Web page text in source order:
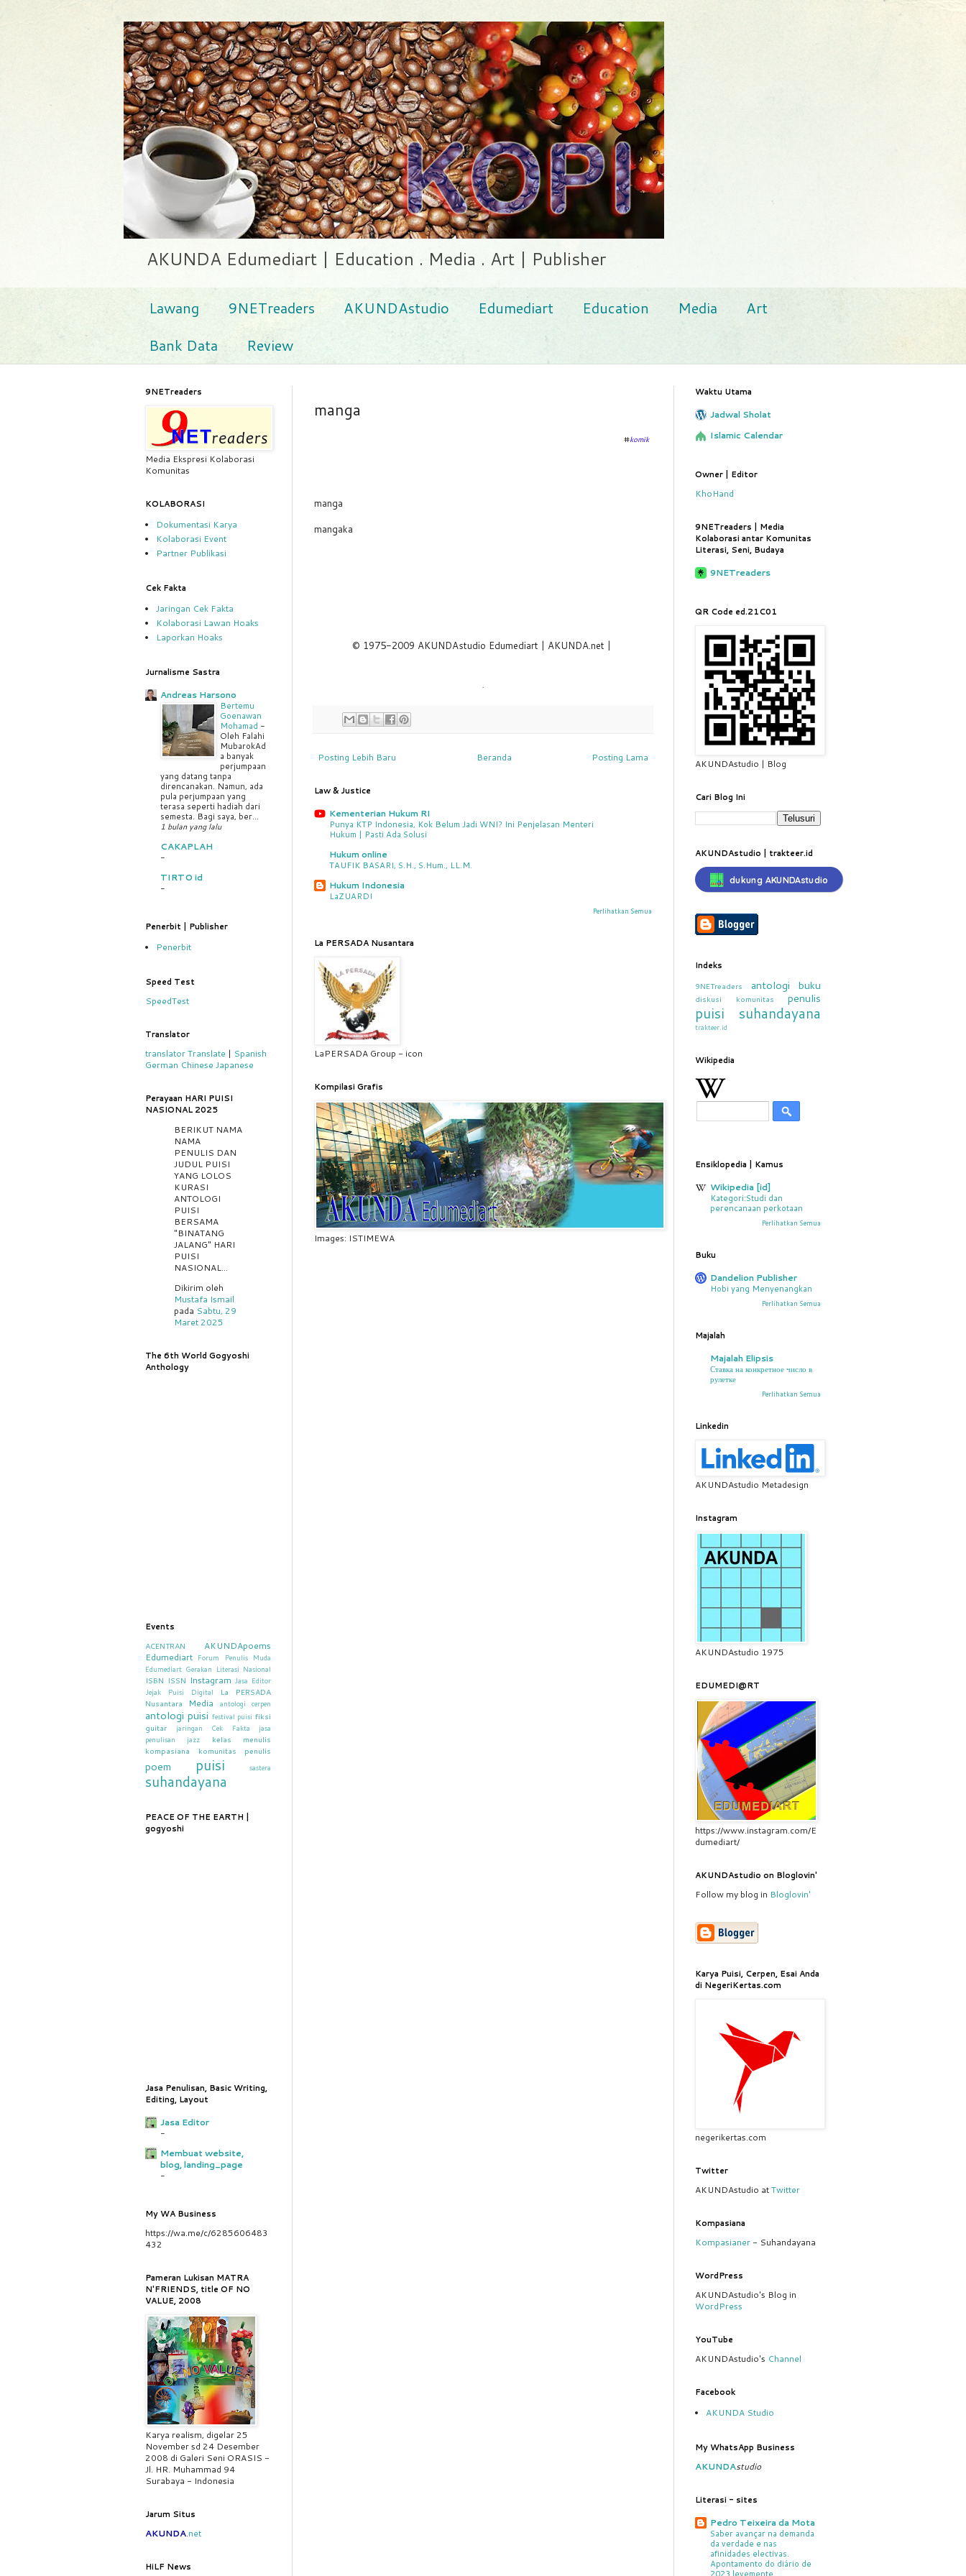
AKUNDA Edumediart | Education . Media . Art | Publisher
Lawang 9NETreaders AKUNDAstudio Edumediart Education Media
Art
Bank Data
Review
manga
#komik
manga
mangaka
© 1975-2009 AKUNDAstudio Edumediart | AKUNDA.net |
Posting Lebih Baru Posting Lama
Beranda
Law & Justice
Kementerian Hukum RI
Punya KTP Indonesia, Kok Belum Jadi WNI? Ini Penjelasan Menteri
Hukum | Pasti Ada Solusi
Hukum online
TAUFIK BASARI, S.H., S.Hum., LL.M.
Hukum Indonesia
LaZUARDI
Perlihatkan Semua
La PERSADA Nusantara
LaPERSADA Group - icon
Kompilasi Grafis
Images: ISTIMEWA
9NETreaders
Media Ekspresi Kolaborasi
Komunitas
KOLABORASI
Dokumentasi Karya
Kolaborasi Event
Partner Publikasi
Cek Fakta
Jaringan Cek Fakta
Kolaborasi Lawan Hoaks
Laporkan Hoaks
Jurnalisme Sastra
Andreas Harsono
Bertemu
Goenawan
Mohamad -
Oleh Falahi
MubarokAd
a banyak
perjumpaan
yang datang tanpa
direncanakan. Namun, ada
pula perjumpaan yang
terasa seperti hadiah dari
semesta. Bagi saya, ber...
1 bulan yang lalu
CAKAPLAH
-
TIRTO id
-
Penerbit | Publisher
Penerbit
Speed Test
SpeedTest
Translator
translatorTranslate | Spanish
German Chinese Japanese
Perayaan HARI PUISI
NASIONAL 2025
BERIKUT NAMA
NAMA
PENULIS DAN
JUDUL PUISI
YANG LOLOS
KURASI
ANTOLOGI
PUISI
BERSAMA
"BINATANG
JALANG" HARI
PUISI
NASIONAL...
Dikirim oleh
Mustafa Ismail
pada Sabtu, 29
Maret 2025
The 6th World Gogyoshi
Anthology
Events
ACENTRAN
AKUNDApoems
Edumediart Forum Penulis Muda
Edumediart Gerakan Literasi Nasional
ISBN ISSN Instagram Jasa Editor
Jejak Puisi Digital
La PERSADA
Nusantara
Media antologi cerpen
antologi puisi festival puisi fiksi
guitar
jaringan Cek Fakta
jasa
penulisan
jazz
kelas menulis
kompasiana
komunitas penulis
poem puisi sastera
suhandayana
PEACE OF THE EARTH |
gogyoshi
Jasa Penulisan, Basic Writing,
Editing, Layout
Jasa Editor
-
Membuat website,
blog, landing_page
-
My WA Business
https://wa.me/c/6285606483
432
Pameran Lukisan MATRA
N'FRIENDS, title OF NO
VALUE, 2008
Karya realism, digelar 25
November sd 24 Desember
2008 di Galeri Seni ORASIS -
Jl. HR. Muhammad 94
Surabaya - Indonesia
Jarum Situs
AKUNDA.net
HiLF News
Waktu Utama
Jadwal Sholat
Islamic Calendar
Owner | Editor
KhoHand
9NETreaders | Media
Kolaborasi antar Komunitas
Literasi, Seni, Budaya
9NETreaders
QR Code ed.21C01
AKUNDAstudio | Blog
Cari Blog Ini
AKUNDAstudio | trakteer.id
dukung AKUNDAstudio
Indeks
9NETreaders antologi buku
diskusi komunitas penulis
puisi suhandayana
trakteer.id
Wikipedia
Ensiklopedia | Kamus
Wikipedia [id]
Kategori:Studi dan
perencanaan perkotaan
Perlihatkan Semua
Buku
Dandelion Publisher
Hobi yang Menyenangkan
Perlihatkan Semua
Majalah
Majalah Elipsis
Ставка на конкретное число в
рулетке
Perlihatkan Semua
Linkedin
AKUNDAstudio Metadesign
Instagram
AKUNDAstudio 1975
EDUMEDI@RT
https://www.instagram.com/E
dumediart/
AKUNDAstudio on Bloglovin'
Follow my blog in Bloglovin'
Karya Puisi, Cerpen, Esai Anda
di NegeriKertas.com
negerikertas.com
Twitter
AKUNDAstudio atTwitter
Kompasiana
Kompasianer - Suhandayana
WordPress
AKUNDAstudio's Blog in
WordPress
YouTube
AKUNDAstudio's Channel
Facebook
AKUNDA Studio
My WhatsApp Business
AKUNDAstudio
Literasi - sites
Pedro Teixeira da Mota
Saber avançar na demanda
da verdade e nas
afinidades electivas.
Apontamento do diário de